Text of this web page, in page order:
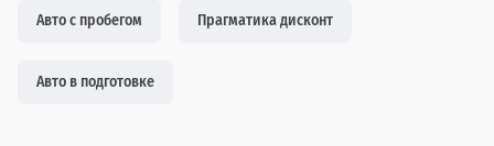
Авто с пробегом Прагматика дисконт
Авто в подготовке